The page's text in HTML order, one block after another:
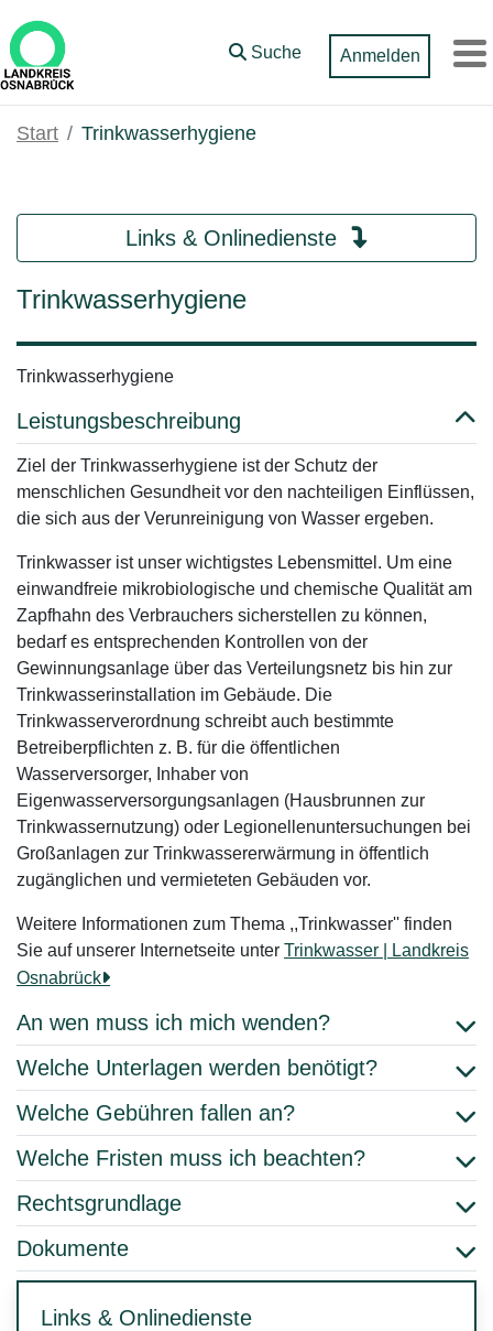
Zum Hauptinhalt springen
Suche Anmelden
Start Trinkwasserhygiene
Links & Onlinedienste
Trinkwasserhygiene
Trinkwasserhygiene
Leistungsbeschreibung
Ziel der Trinkwasserhygiene ist der Schutz der
menschlichen Gesundheit vor den nachteiligen Einflüssen,
die sich aus der Verunreinigung von Wasser ergeben.
Trinkwasser ist unser wichtigstes Lebensmittel. Um eine
einwandfreie mikrobiologische und chemische Qualität am
Zapfhahn des Verbrauchers sicherstellen zu können,
bedarf es entsprechenden Kontrollen von der
Gewinnungsanlage über das Verteilungsnetz bis hin zur
Trinkwasserinstallation im Gebäude. Die
Trinkwasserverordnung schreibt auch bestimmte
Betreiberpflichten z. B. für die öffentlichen
Wasserversorger, Inhaber von
Eigenwasserversorgungsanlagen (Hausbrunnen zur
Trinkwassernutzung) oder Legionellenuntersuchungen bei
Großanlagen zur Trinkwassererwärmung in öffentlich
zugänglichen und vermieteten Gebäuden vor.
Weitere Informationen zum Thema ,,Trinkwasser'' finden
Sie auf unserer Internetseite unter Trinkwasser | Landkreis
Osnabrück
An wen muss ich mich wenden?
Welche Unterlagen werden benötigt?
Welche Gebühren fallen an?
Welche Fristen muss ich beachten?
Rechtsgrundlage
Dokumente
Links & Onlinedienste